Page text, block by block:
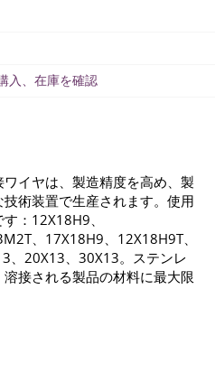
入、在庫を確認
イヤは、製造精度を高め、製
術装置で生産されます。使用
：12Х18Н9、
、17Х18Н9、12Х18Н9Т、
、20Х13、30Х13。ステンレ
接される製品の材料に最大限